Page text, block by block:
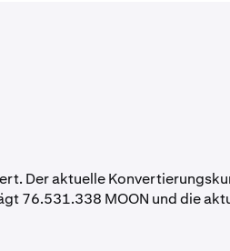
Der aktuelle
76.531.338 MOON und die